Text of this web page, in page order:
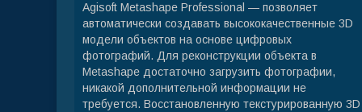
Agisoft Metashape Professional — позволяет
автоматически создавать высококачественные 3D
модели объектов на основе цифровых
фотографий. Для реконструкции объекта в
Metashape достаточно загрузить фотографии,
никакой дополнительной информации не
требуется. Восстановленную текстурированную 3D